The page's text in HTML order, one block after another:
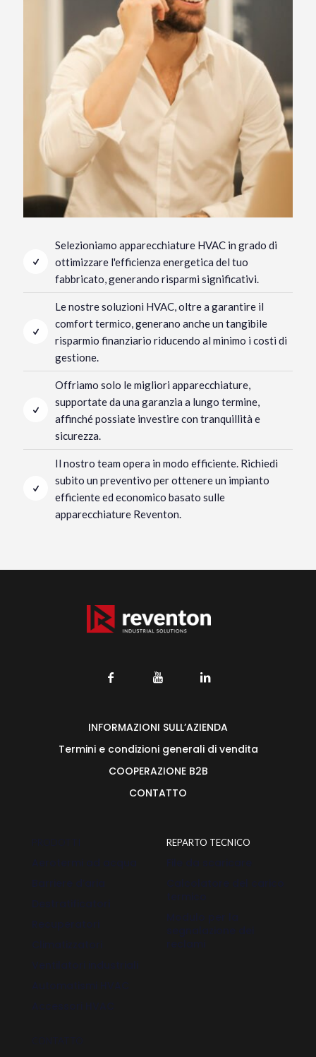
Selezioniamo apparecchiature HVAC in grado di
ottimizzare l'efficienza energetica del tuo
fabbricato, generando risparmi significativi.
Le nostre soluzioni HVAC, oltre a garantire il
comfort termico, generano anche un tangibile
risparmio finanziario riducendo al minimo i costi di
gestione.
Offriamo solo le migliori apparecchiature,
supportate da una garanzia a lungo termine,
affinché possiate investire con tranquillità e
sicurezza.
Il nostro team opera in modo efficiente. Richiedi
subito un preventivo per ottenere un impianto
efficiente ed economico basato sulle
apparecchiature Reventon.
INFORMAZIONI SULL’AZIENDA
Termini e condizioni generali di vendita
COOPERAZIONE B2B
CONTATTO
REPARTO TECNICO